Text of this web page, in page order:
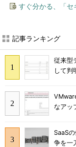
すぐ分かる、「
記事ランキング
従来型
して判
なアッ
SaaS
争を一